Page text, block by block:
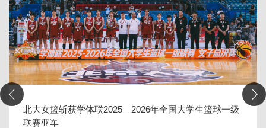
北大女篮斩获学体联2025—2026年全国大学生篮球一级
联赛亚军